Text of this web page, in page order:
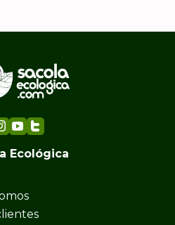
Ecológica